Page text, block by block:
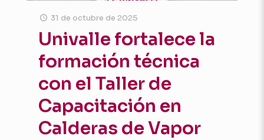
31 de octubre de 2025
Univalle fortalece la
formación técnica
con el Taller de
Capacitación en
Calderas de Vapor